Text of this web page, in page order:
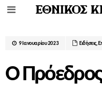
9 Ιανουαρίου 2023 Ειδήσεις,
Ο